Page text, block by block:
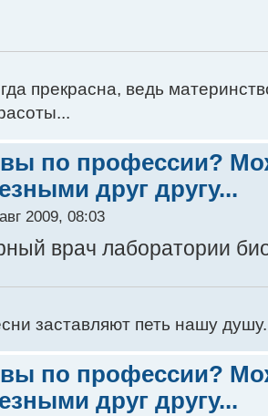
прекрасна, ведь
вы по профессии?
друг другу...
2009, 08:03
врач лаборатории
заставляют петь нашу душу.
вы по профессии?
друг другу...